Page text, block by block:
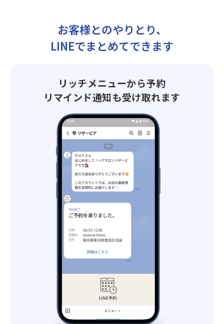
お客様とのやりとり、
LINEでまとめてできます
リッチメニューから予約
リマインド通知も受け取れます